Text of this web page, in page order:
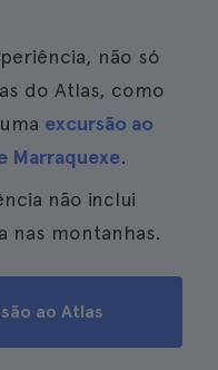
não só
do Atlas, como
excursão ao
Marraquexe.
não inclui
nas montanhas.
ao Atlas